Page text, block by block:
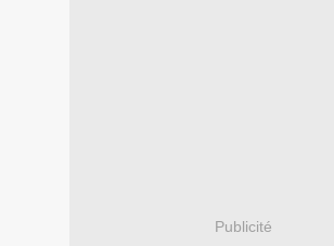
Publicité